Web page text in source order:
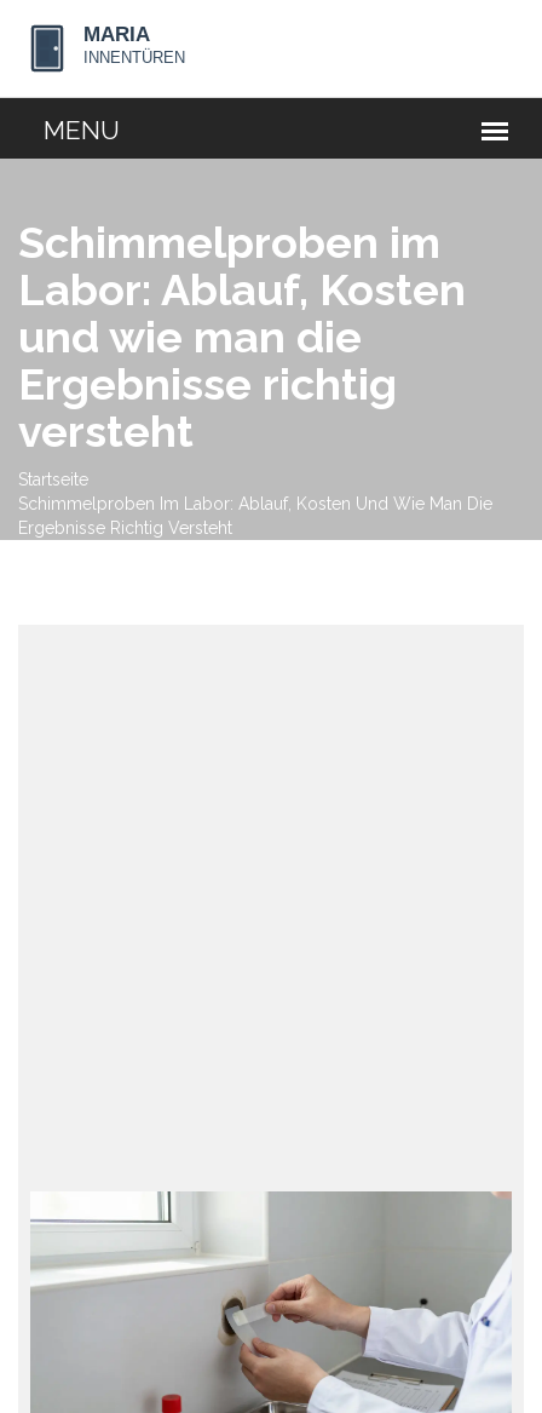
Schimmelproben im
Labor: Ablauf, Kosten
und wie man die
Ergebnisse richtig
versteht
Startseite
Schimmelproben Im Labor: Ablauf, Kosten Und Wie Man Die
Ergebnisse Richtig Versteht